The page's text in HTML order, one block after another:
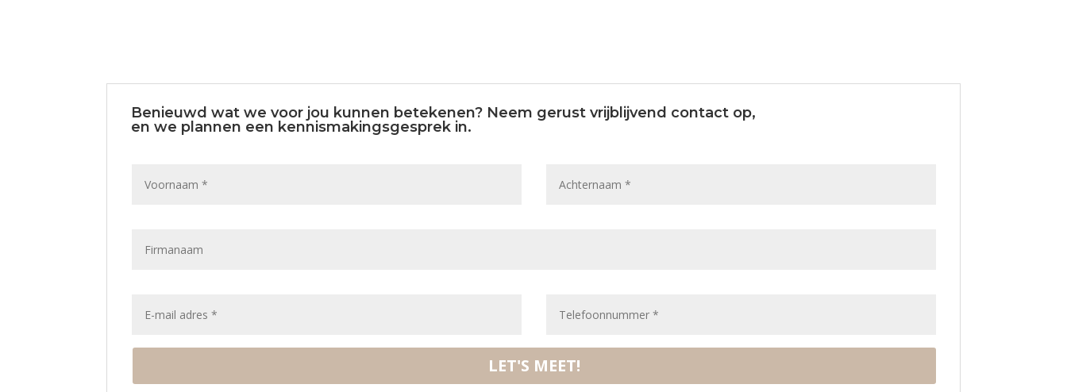
Benieuwd wat we voor jou kunnen betekenen? Neem gerust vrijblijvend contact op,
en we plannen een kennismakingsgesprek in.
LET'S MEET!